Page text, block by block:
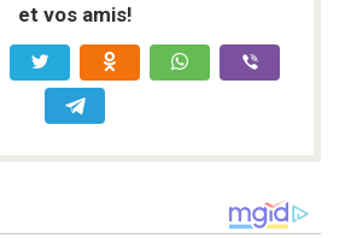
et vos amis!